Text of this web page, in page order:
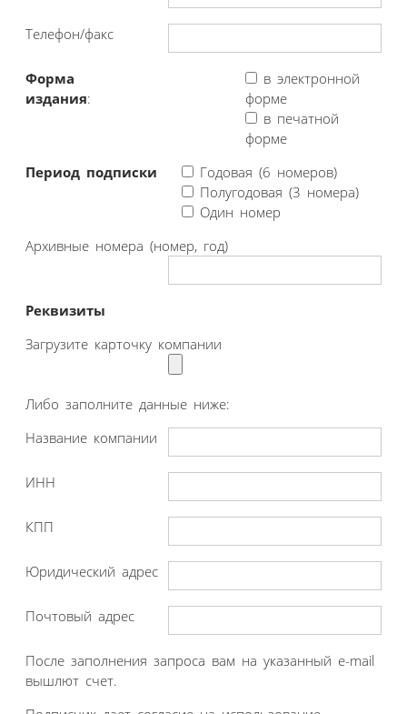
Телефон/факс
Форма
издания:
в электронной
форме
в печатной
форме
Период подписки
Годовая (6 номеров)
Полугодовая (3 номера)
Один номер
Архивные номера (номер, год)
Реквизиты
Загрузите карточку компании
Либо заполните данные ниже:
Название компании
ИНН
КПП
Юридический адрес
Почтовый адрес
После заполнения запроса вам на указанный e-mail
вышлют счет.